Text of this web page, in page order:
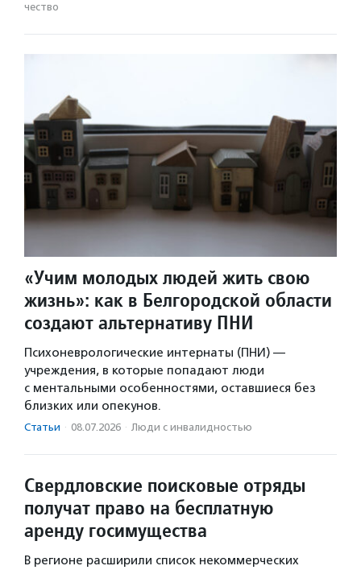
чест­во
«Учим молодых людей жить свою
жизнь»: как в Белгородской области
создают альтернативу ПНИ
Психоневрологические интернаты (ПНИ) —
учреждения, в которые попадают люди
с ментальными особенностями, оставшиеся без
близких или опекунов.
Статьи · 08.07.2026 · Люди с инвалидностью
Свердловские поисковые отряды
получат право на бесплатную
аренду госимущества
В регионе расширили список некоммерческих